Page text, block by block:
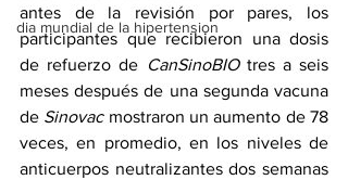
dia mundial de la hipertension
antes de la revisión por pares, los
participantes que recibieron una dosis
de refuerzo de CanSinoBIO tres a seis
meses después de una segunda vacuna
de Sinovac mostraron un aumento de 78
veces, en promedio, en los niveles de
anticuerpos neutralizantes dos semanas